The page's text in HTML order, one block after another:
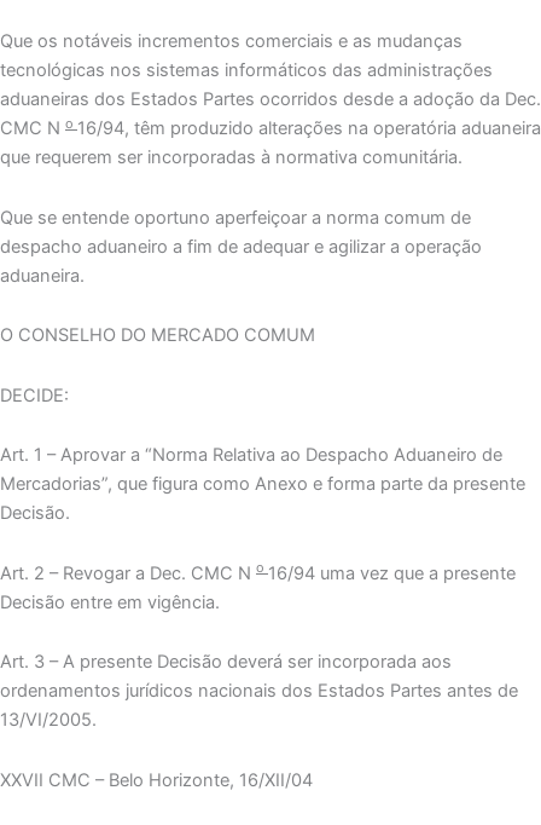
Que os notáveis incrementos comerciais e as mudanças
tecnológicas nos sistemas informáticos das administrações
aduaneiras dos Estados Partes ocorridos desde a adoção da Dec.
CMC N o 16/94, têm produzido alterações na operatória aduaneira
que requerem ser incorporadas à normativa comunitária.
Que se entende oportuno aperfeiçoar a norma comum de
despacho aduaneiro a fim de adequar e agilizar a operação
aduaneira.
O CONSELHO DO MERCADO COMUM
DECIDE:
Art. 1 – Aprovar a “Norma Relativa ao Despacho Aduaneiro de
Mercadorias”, que figura como Anexo e forma parte da presente
Decisão.
Art. 2 – Revogar a Dec. CMC N o 16/94 uma vez que a presente
Decisão entre em vigência.
Art. 3 – A presente Decisão deverá ser incorporada aos
ordenamentos jurídicos nacionais dos Estados Partes antes de
13/VI/2005.
XXVII CMC – Belo Horizonte, 16/XII/04